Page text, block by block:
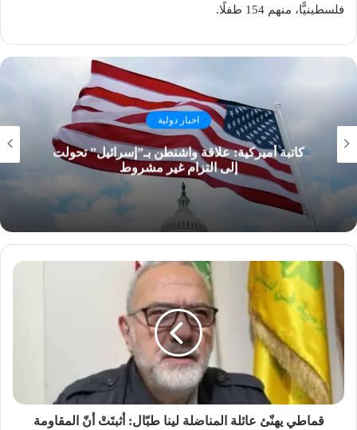
فلسطينيًّا، منهم 154 طفلًا.
اخبار دولية
كاتبة أميركية: علاقة واشنطن بـ”إسرائيل” تحولت
إلى التزام غير مشروط
قماطي يهنّئ عائلة المناضلة لينا طبّال: أثبتَتْ أنّ المقاومة